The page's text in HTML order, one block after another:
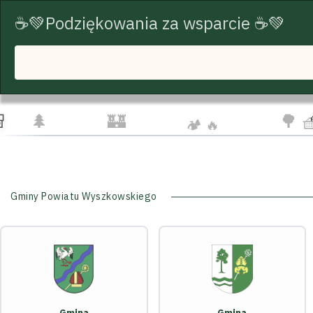
START TRASY ROWEROWE TURYSTYKA
☁️ 🦅
🌲 🏰 🏕️ 🔥 🌳
Gminy Powiatu Wyszkowskiego
☕💚Podziękowania za wsparcie ☕💚